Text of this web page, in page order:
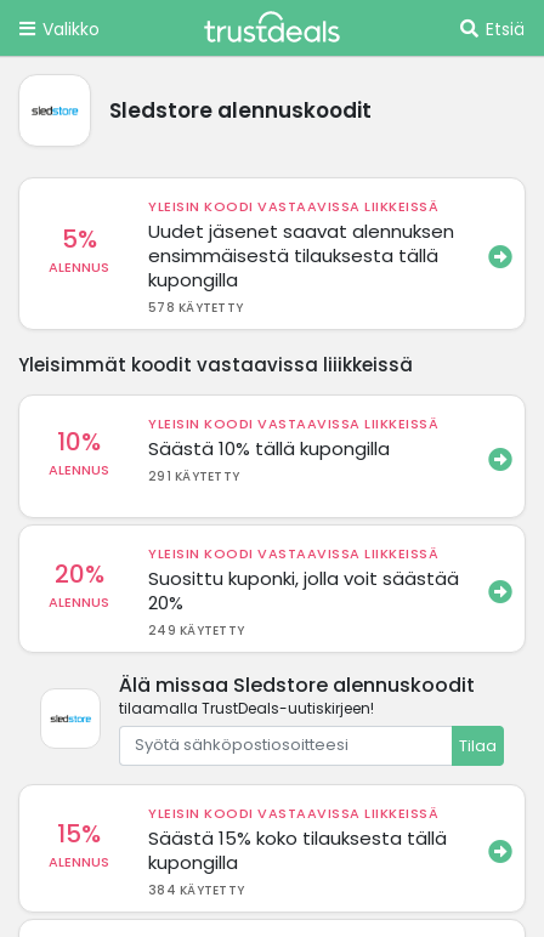
Valikko Etsiä
Sledstore alennuskoodit
5%
ALENNUS
YLEISIN KOODI VASTAAVISSA LIIKKEISSÄ
Uudet jäsenet saavat alennuksen
ensimmäisestä tilauksesta tällä
kupongilla
578 KÄYTETTY
Yleisimmät koodit vastaavissa liiikkeissä
10%
ALENNUS
YLEISIN KOODI VASTAAVISSA LIIKKEISSÄ
Säästä 10% tällä kupongilla
291 KÄYTETTY
20%
ALENNUS
YLEISIN KOODI VASTAAVISSA LIIKKEISSÄ
Suosittu kuponki, jolla voit säästää
20%
249 KÄYTETTY
Älä missaa Sledstore alennuskoodit
tilaamalla TrustDeals-uutiskirjeen!
Tilaa
15%
ALENNUS
YLEISIN KOODI VASTAAVISSA LIIKKEISSÄ
Säästä 15% koko tilauksesta tällä
kupongilla
384 KÄYTETTY